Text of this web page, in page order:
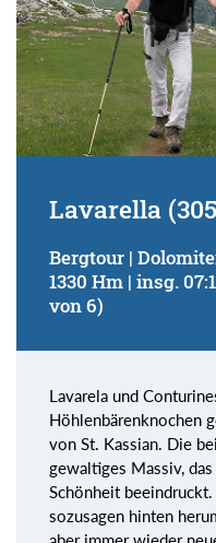
Lavarella
Bergtour |
1330 Hm | insg.
von 6)
Lavarela und
Höhlenbärenknochen
von St. Kassian. Die
gewaltiges Massiv,
Schönheit
sozusagen hinten